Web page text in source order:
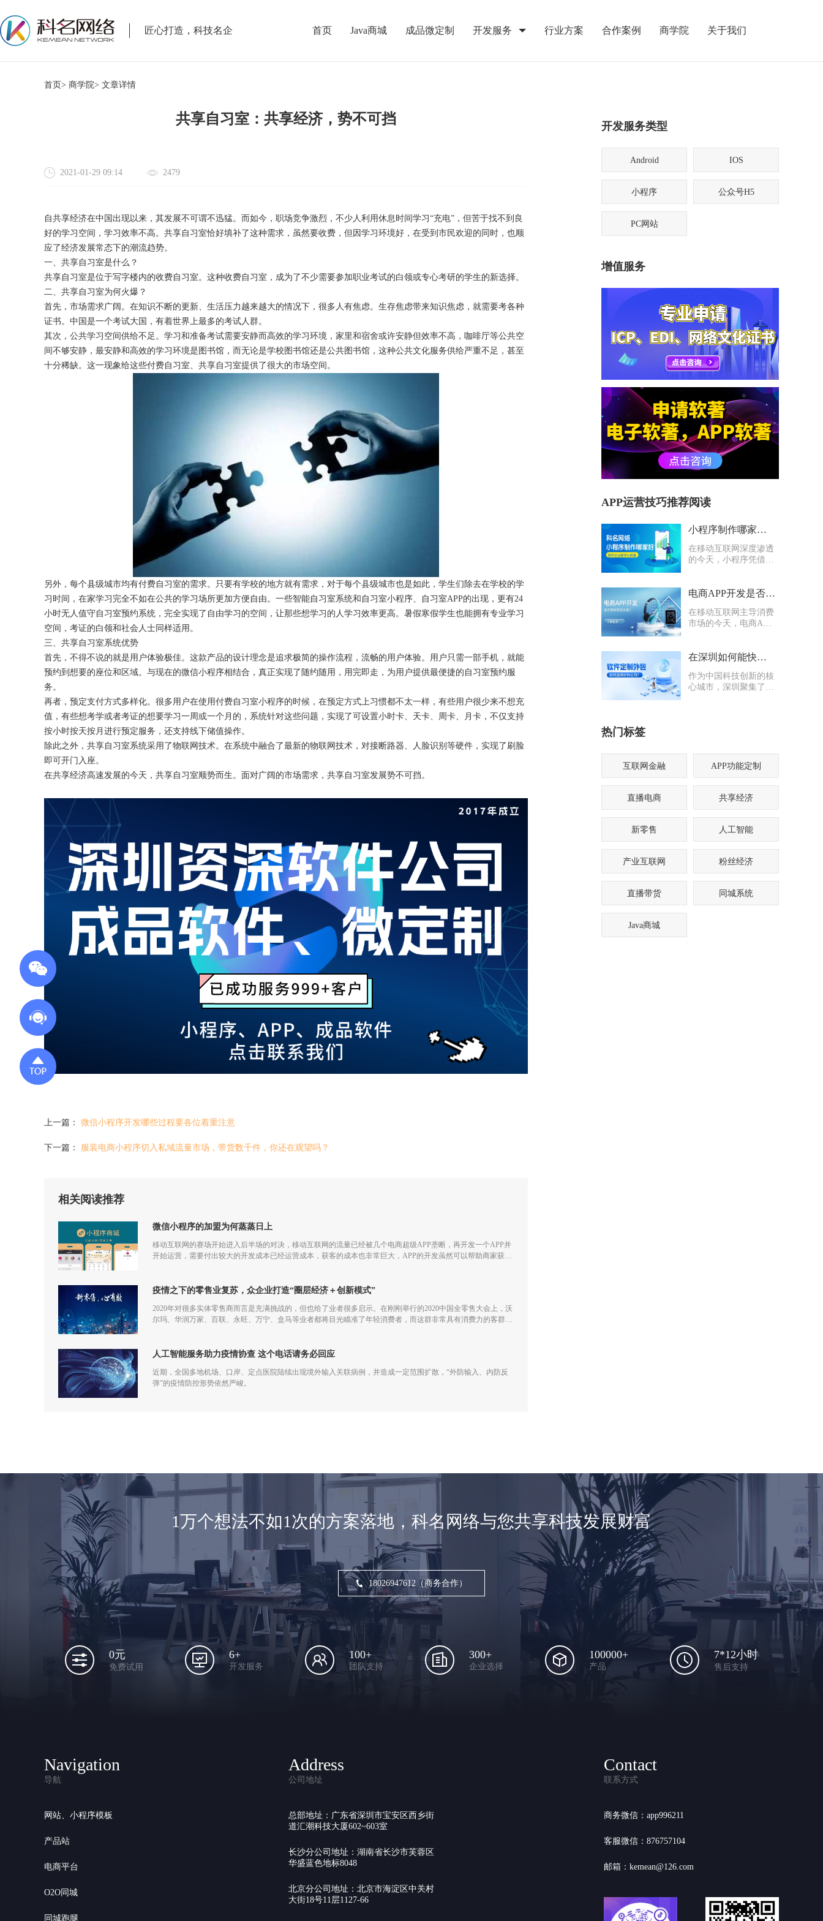
匠心打造，科技名企 首页 Java商城 成品微定制 开发服务 行业方案 合作案例 商学院 关于我们
首页> 商学院> 文章详情
共享自习室：共享经济，势不可挡
2021-01-29 09:14 2479
自共享经济在中国出现以来，其发展不可谓不迅猛。而如今，职场竞争激烈，不少人利用休息时间学习 “充电”，但苦于找不到良
好的学习空间，学习效率不高。共享自习室恰好填补了这种需求，虽然要收费，但因学习环境好，在受到市民欢迎的同时，也顺
应了经济发展常态下的潮流趋势。
一、共享自习室是什么？
共享自习室是位于写字楼内的收费自习室。这种收费自习室，成为了不少需要参加职业考试的白领或专心考研的学生的新选择。
二、共享自习室为何火爆？
首先，市场需求广阔。在知识不断的更新、生活压力越来越大的情况下，很多人有焦虑。生存焦虑带来知识焦虑，就需要考各种
证书。中国是一个考试大国，有着世界上最多的考试人群。
其次，公共学习空间供给不足。学习和准备考试需要安静而高效的学习环境，家里和宿舍或许安静但效率不高，咖啡厅等公共空
间不够安静，最安静和高效的学习环境是图书馆，而无论是学校图书馆还是公共图书馆，这种公共文化服务供给严重不足，甚至
十分稀缺。这一现象给这些付费自习室、共享自习室提供了很大的市场空间。
另外，每个县级城市均有付费自习室的需求。只要有学校的地方就有需求，对于每个县级城市也是如此，学生们除去在学校的学
习时间，在家学习完全不如在公共的学习场所更加方便自由。一些智能自习室系统和自习室小程序、自习室APP的出现，更有24
小时无人值守自习室预约系统，完全实现了自由学习的空间，让那些想学习的人学习效率更高。暑假寒假学生也能拥有专业学习
空间，考证的白领和社会人士同样适用。
三、共享自习室系统优势
首先，不得不说的就是用户体验极佳。这款产品的设计理念是追求极简的操作流程，流畅的用户体验。用户只需一部手机，就能
预约到想要的座位和区域。与现在的微信小程序相结合，真正实现了随约随用，用完即走，为用户提供最便捷的自习室预约服
务。
再者，预定支付方式多样化。很多用户在使用付费自习室小程序的时候，在预定方式上习惯都不太一样，有些用户很少来不想充
值，有些想考学或者考证的想要学习一周或一个月的，系统针对这些问题，实现了可设置小时卡、天卡、周卡、月卡，不仅支持
按小时按天按月进行预定服务，还支持线下储值操作。
除此之外，共享自习室系统采用了物联网技术。在系统中融合了最新的物联网技术，对接断路器、人脸识别等硬件，实现了刷脸
即可开门入座。
在共享经济高速发展的今天，共享自习室顺势而生。面对广阔的市场需求，共享自习室发展势不可挡。
上一篇： 微信小程序开发哪些过程要各位着重注意
下一篇： 服装电商小程序切入私域流量市场，带货数千件，你还在观望吗？
相关阅读推荐
微信小程序的加盟为何蒸蒸日上
移动互联网的赛场开始进入后半场的对决，移动互联网的流量已经被几个电商超级APP垄断，再开发一个APP并
开始运营，需要付出较大的开发成本已经运营成本，获客的成本也非常巨大，APP的开发虽然可以帮助商家获取
疫情之下的零售业复苏，众企业打造“圈层经济＋创新模式”
2020年对很多实体零售商而言是充满挑战的，但也给了业者很多启示。在刚刚举行的2020中国全零售大会上，沃
尔玛、华润万家、百联、永旺、万宁、盒马等业者都将目光瞄准了年轻消费者，而这群非常具有消费力的客群不
人工智能服务助力疫情协查 这个电话请务必回应
近期，全国多地机场、口岸、定点医院陆续出现境外输入关联病例，并造成一定范围扩散，“外防输入、内防反
弹”的疫情防控形势依然严峻。
开发服务类型
Android IOS
小程序 公众号H5
PC网站
增值服务
APP运营技巧推荐阅读
小程序制作哪家好？科名网络用专业筑牢企业数字化根基
在移动互联网深度渗透
的今天，小程序凭借轻
打通线上渠道、沉淀私
论是初创商户还是成熟
企业，都纷纷布局小程
电商APP开发是否要多做营销功能
在移动互联网主导消费
市场的今天，电商APP
体。不少企业在开发电
个两难困境：电商APP
开发是否要多做营销功
在深圳如何能快速找到一家优质的软件定制外包公司
作为中国科技创新的核
心城市，深圳聚集了海
司时，常常陷入“选择
热门标签
互联网金融 APP功能定制
直播电商 共享经济
新零售 人工智能
产业互联网 粉丝经济
直播带货 同城系统
Java商城
1万个想法不如1次的方案落地，科名网络与您共享科技发展财富
18026947612（商务合作）
0元
免费试用
6+
开发服务
100+
团队支持
300+
企业选择
100000+
产品
7*12小时
售后支持
Navigation
导航
网站、小程序模板
产品站
电商平台
O2O同城
同城跑腿
Address
公司地址
总部地址：广东省深圳市宝安区西乡街
道汇潮科技大厦602~603室
长沙分公司地址：湖南省长沙市芙蓉区
华盛蓝色地标8048
北京分公司地址：北京市海淀区中关村
大街18号11层1127-66
Contact
联系方式
商务微信：app996211
客服微信：876757104
邮箱：kemean@126.com
获得产品报价方案
1万个想法不如1次的方案落地